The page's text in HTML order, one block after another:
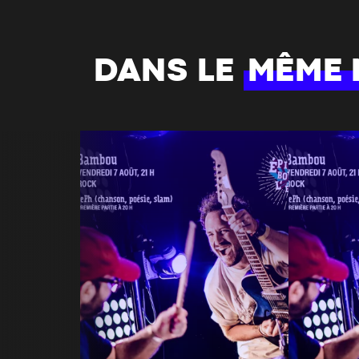
DANS LE MÊME